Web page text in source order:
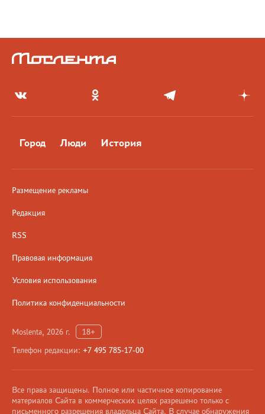
Город Люди История
Размещение рекламы
Редакция
RSS
Правовая информация
Условия использования
Политика конфиденциальности
Moslenta, 2026 г.
18+
Телефон редакции: +7 495 785-17-00
Все права защищены. Полное или частичное копирование
материалов Сайта в коммерческих целях разрешено только с
письменного разрешения владельца Сайта. В случае обнаружения